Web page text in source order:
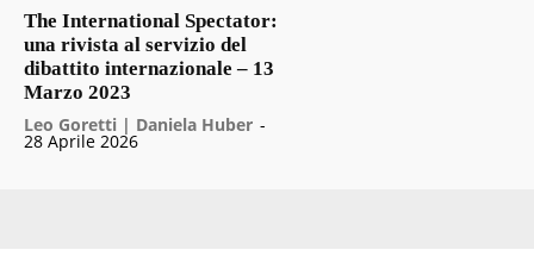
The International Spectator:
una rivista al servizio del
dibattito internazionale – 13
Marzo 2023
Leo Goretti | Daniela Huber -
28 Aprile 2026